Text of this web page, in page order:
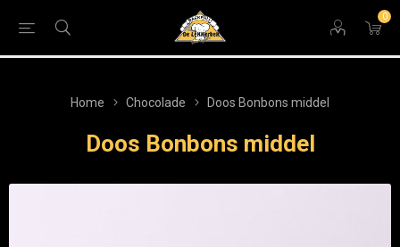
0
Home Chocolade Doos Bonbons middel
Doos Bonbons middel